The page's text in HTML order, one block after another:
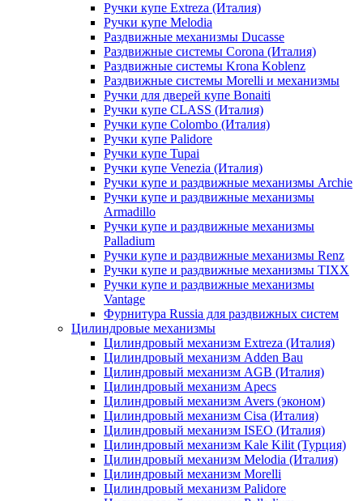
Ручки купе Extreza (Италия)
Ручки купе Melodia
Раздвижные механизмы Ducasse
Раздвижные системы Corona (Италия)
Раздвижные системы Krona Koblenz
Раздвижные системы Morelli и механизмы
Ручки для дверей купе Bonaiti
Ручки купе CLASS (Италия)
Ручки купе Colombo (Италия)
Ручки купе Palidore
Ручки купе Tupai
Ручки купе Venezia (Италия)
Ручки купе и раздвижные механизмы Archie
Ручки купе и раздвижные механизмы
Armadillo
Ручки купе и раздвижные механизмы
Palladium
Ручки купе и раздвижные механизмы Renz
Ручки купе и раздвижные механизмы TIXX
Ручки купе и раздвижные механизмы
Vantage
Фурнитура Russia для раздвижных систем
Цилиндровые механизмы
Цилиндровый механизм Extreza (Италия)
Цилиндровый механизм Adden Bau
Цилиндровый механизм AGB (Италия)
Цилиндровый механизм Apecs
Цилиндровый механизм Avers (эконом)
Цилиндровый механизм Cisa (Италия)
Цилиндровый механизм ISEO (Италия)
Цилиндровый механизм Kale Kilit (Турция)
Цилиндровый механизм Melodia (Италия)
Цилиндровый механизм Morelli
Цилиндровый механизм Palidore